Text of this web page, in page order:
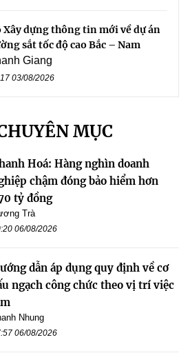
Xây dựng thông tin mới về dự án
sắt tốc độ cao Bắc – Nam
Giang
03/08/2026
MỤC
Hoá: Hàng nghìn doanh
chậm đóng bảo hiểm hơn
tỷ đồng
Trà
06/08/2026
dẫn áp dụng quy định về cơ
ngạch công chức theo vị trí việc
Nhung
06/08/2026